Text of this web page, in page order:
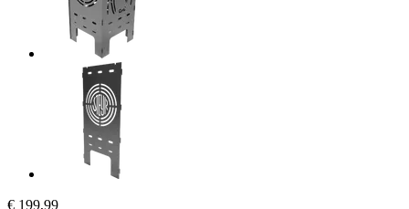
€ 199,99